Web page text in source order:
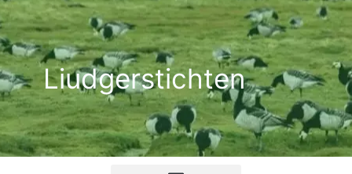
Ga
naar
de
inhoudLiudgerstichten